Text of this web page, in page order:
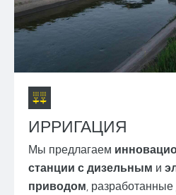
ИРРИГАЦИЯ
Мы предлагаем
станции с дизельным и
приводом,